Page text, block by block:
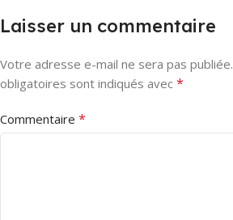
Laisser un commentaire
Votre adresse e-mail ne sera pas publiée.
obligatoires sont indiqués avec *
Commentaire *